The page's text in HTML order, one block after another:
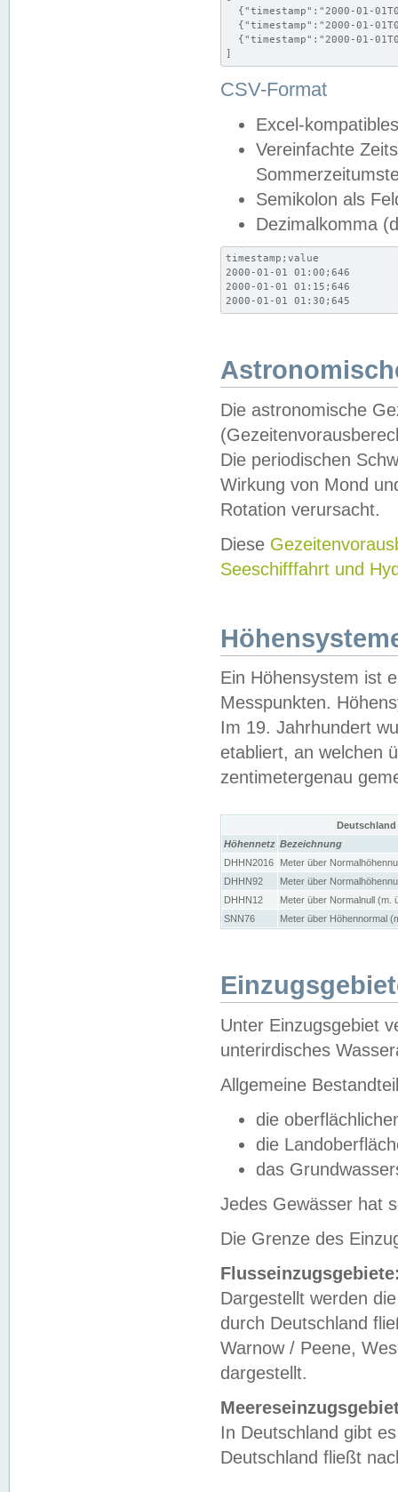
{"timestamp":"2000-01-
{"timestamp":"2000-01-
{"timestamp":"2000-01-
]
CSV-Format
Excel-
Vereinfachte
Semikolon als
Dezimalkomma
timestamp;value
2000-01-01 01:00;646
2000-01-01 01:15;646
2000-01-01 01:30;645
Die astronomische
Die periodischen
Wirkung von Mond
Rotation verursacht.
Diese
Seeschifffahrt und
Ein Höhensystem ist
Messpunkten.
Im 19. Jahrhundert
etabliert, an welchen
zentimetergenau
Höhennetz Bezeichnung
DHHN2016
Meter über
DHHN92
Meter über
DHHN12
Meter über Normalnull (m.
SNN76
Meter über Höhennormal
Unter Einzugsgebiet
unterirdisches
Allgemeine
die
die
das
Jedes Gewässer hat
Die Grenze des
Dargestellt werden
durch Deutschland
Warnow / Peene,
dargestellt.
In Deutschland gibt
Deutschland fließt